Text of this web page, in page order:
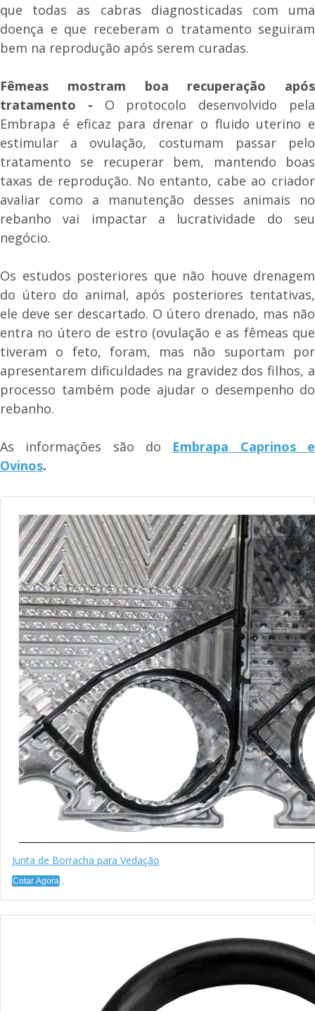
que todas as cabras diagnosticadas com uma
doença e que receberam o tratamento seguiram
bem na reprodução após serem curadas.
Fêmeas mostram boa recuperação após
tratamento - O protocolo desenvolvido pela
Embrapa é eficaz para drenar o fluido uterino e
estimular a ovulação, costumam passar pelo
tratamento se recuperar bem, mantendo boas
taxas de reprodução. No entanto, cabe ao criador
avaliar como a manutenção desses animais no
rebanho vai impactar a lucratividade do seu
negócio.
Os estudos posteriores que não houve drenagem
do útero do animal, após posteriores tentativas,
ele deve ser descartado. O útero drenado, mas não
entra no útero de estro (ovulação e as fêmeas que
tiveram o feto, foram, mas não suportam por
apresentarem dificuldades na gravidez dos filhos, a
processo também pode ajudar o desempenho do
rebanho.
As informações são do Embrapa Caprinos e
Ovinos.
Junta de Borracha para Vedação
Cotar Agora